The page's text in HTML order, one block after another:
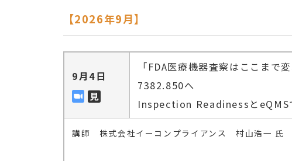
【2026年9月】
9月4日
「FDA医療機器査察はここまで
7382.850へ
Inspection ReadinessとeQMS
講師 株式会社イーコンプライアンス 村山浩一 氏